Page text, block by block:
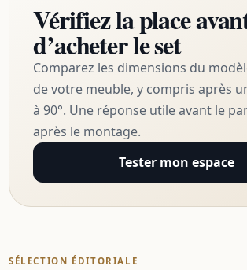
Vérifiez la place
d’acheter le set
Comparez les dimensions du
de votre meuble, y compris après
à 90°. Une réponse utile avant le
après le montage.
Tester mon espace
SÉLECTION ÉDITORIALE